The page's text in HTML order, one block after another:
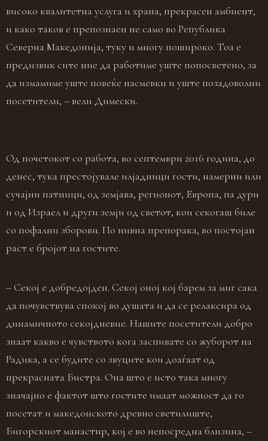
високо квалитетна услуга и храна, прекрасен амбиент,
и како таков е препознаен не само во Република
Северна Македонија, туку и многу пошироко. Тоа е
предизвик сите ние да работиме уште попосветено, за
да измамиме уште повеќе насмевки и уште позадоволни
посетители, – вели Димески.
Од почетокот со работа, во септември 2016 година, до
денес, тука престојувале илјадници гости, намерни или
сучајни патници, од земјава, регионот, Европа, па дури
и од Израел и други земји од светот, кои секогаш биле
со пофални зборови. По нивна препорака, во постојан
раст е бројот на гостите.
– Секој е добредојден. Секој оној кој барем за миг сака
да почувствува спокој во душата и да се релаксира од
динамичното секојдневие. Нашите посетители добро
знаат какво е чувството кога заспивате со жуборот на
Радика, а се будите со звуците кои доаѓаат од
прекрасната Бистра. Она што е исто така многу
значајно е фактот што гостите имаат можност да го
посетат и македонското древно светилиште,
Бигорскиот манастир, кој е во непосредна близина, –